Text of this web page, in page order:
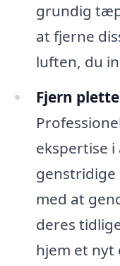
grundig
at fjerne
luften, du
Fjern
ekspertise
med at
deres
hjem et nyt